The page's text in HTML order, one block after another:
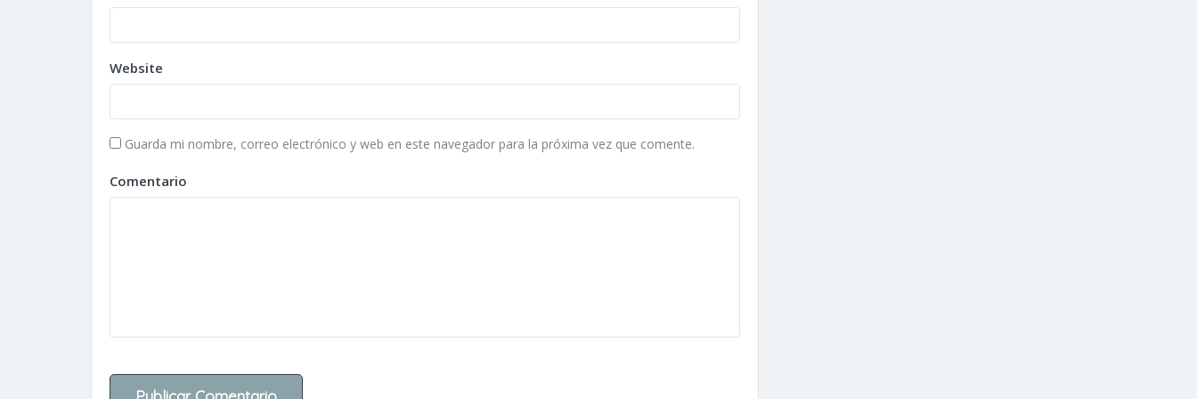
Website
Guarda mi nombre, correo electrónico y web en este navegador para la próxima vez que comente.
Comentario